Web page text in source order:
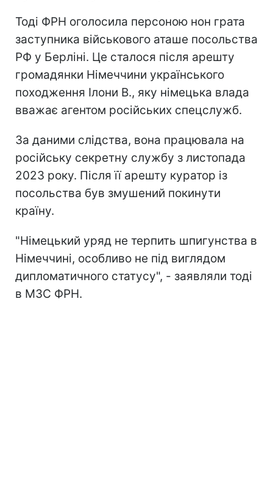
Тоді ФРН оголосила персоною нон грата
заступника військового аташе посольства
РФ у Берліні. Це сталося після арешту
громадянки Німеччини українського
походження Ілони В., яку німецька влада
вважає агентом російських спецслужб.
За даними слідства, вона працювала на
російську секретну службу з листопада
2023 року. Після її арешту куратор із
посольства був змушений покинути
країну.
"Німецький уряд не терпить шпигунства в
Німеччині, особливо не під виглядом
дипломатичного статусу", - заявляли тоді
в МЗС ФРН.